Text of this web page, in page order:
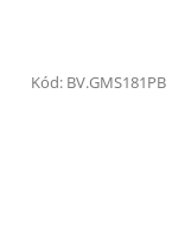
Kód: BV.GMS181PB